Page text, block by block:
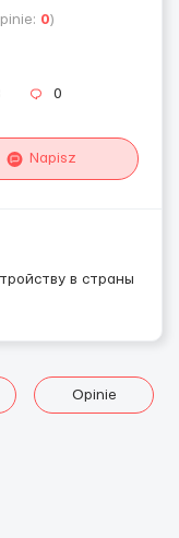
0)
0
Napisz
в страны
Opinie